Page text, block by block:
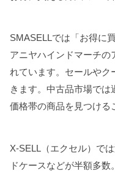
SMASELLでは「お得に
アニヤハインドマーチの
れています。セールや
きます。中古品市場では
価格帯の商品を見つける
X-SELL（エクセル）で
ドケースなどが半額多